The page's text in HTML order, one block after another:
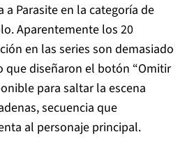
a Parasiteen la categoría de
Aparentemente los 20
en las series son demasiado
diseñaron el botón “Omitir
para saltar la escena
, secuencia que
al personaje principal.